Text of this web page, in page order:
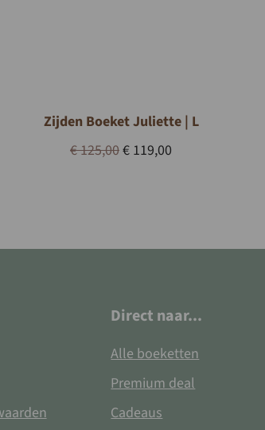
Zijden Boeket Juliette | L
€125,00Oorspronkelijke
€ 119,00
Direct naar...
Alle boeketten
Premium deal
Cadeaus